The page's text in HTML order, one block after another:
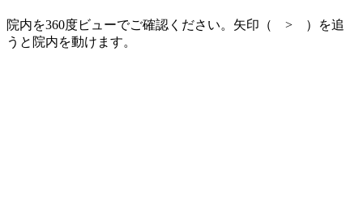
院内を360度ビューでご確認ください。矢印（ > ）を追
うと院内を動けます。